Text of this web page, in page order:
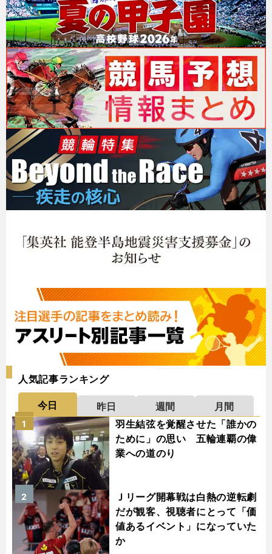
人気記事ランキング
今日 昨日 週間
月間
羽生結弦を覚醒させた「誰かの
ために」の思い 五輪連覇の偉
業への道のり
1
Ｊリーグ開幕戦は白熱の逆転劇
だが観客、視聴者にとって「価
値あるイベント」になっていた
か
2